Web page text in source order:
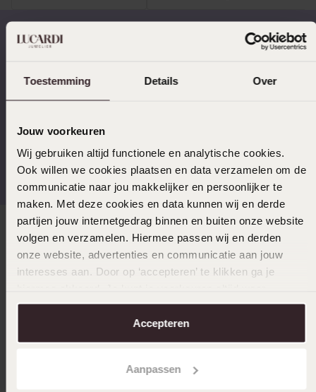
Toestemming Details Over
Jouw voorkeuren
Wij gebruiken altijd functionele en analytische cookies.
Ook willen we cookies plaatsen en data verzamelen om de
communicatie naar jou makkelijker en persoonlijker te
maken. Met deze cookies en data kunnen wij en derde
partijen jouw internetgedrag binnen en buiten onze website
volgen en verzamelen. Hiermee passen wij en derden
onze website, advertenties en communicatie aan jouw
interesses aan. Door op ‘accepteren’ te klikken ga je
aanpassen. Lees er meer over in onscookiebeleid.
Accepteren
Aanpassen
besteld, morgen in huis
Gratis verzending vanaf
€49
4,67 uit 5 (82.000+
reviews)
Direct naar